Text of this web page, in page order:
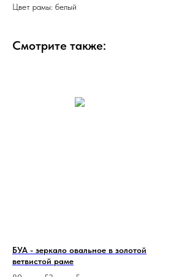
Цвет рамы: белый
Смотрите также:
БУА - зеркало овальное в золотой
ветвистой раме